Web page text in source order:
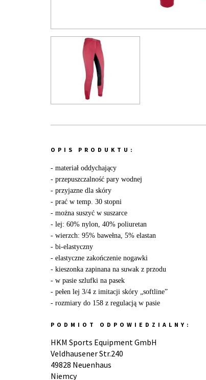
OPIS PRODUKTU:
- materiał oddychający
- przepuszczalność pary wodnej
- przyjazne dla skóry
- prać w temp. 30 stopni
- można suszyć w suszarce
- lej: 60% nylon, 40% poliuretan
- wierzch: 95% bawełna, 5% elastan
- bi-elastyczny
- elastyczne zakończenie nogawki
- kieszonka zapinana na suwak z przodu
- w pasie szlufki na pasek
- pełen lej 3/4 z imitacji skóry „softline”
- rozmiary do 158 z regulacją w pasie
PODMIOT ODPOWIEDZIALNY:
HKM Sports Equipment GmbH
Veldhausener Str.240
49828 Neuenhaus
Niemcy